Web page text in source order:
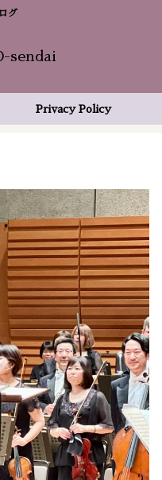
グ
sendai
Privacy Policy